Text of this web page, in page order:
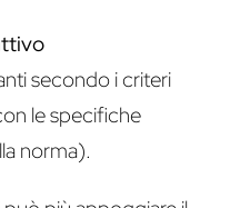
secondo i criteri
le specifiche
norma).